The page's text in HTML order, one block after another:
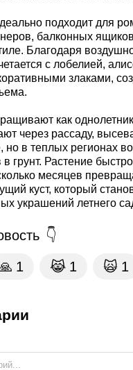
подходит для
балконных
Благодаря
с лобелией,
злаками,
как
через рассаду,
но в теплых регионах
грунт. Растение
месяцев
куст, который
украшений летнего
1 😹 1 🙀 1